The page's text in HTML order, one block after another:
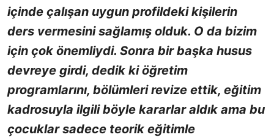
içinde çalışan uygun profildeki kişilerin
ders vermesini sağlamış olduk. O da bizim
için çok önemliydi. Sonra bir başka husus
devreye girdi, dedik ki öğretim
programlarını, bölümleri revize ettik, eğitim
kadrosuyla ilgili böyle kararlar aldık ama bu
çocuklar sadece teorik eğitimle